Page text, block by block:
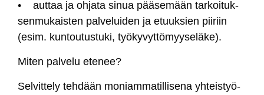
• aut­taa ja oh­ja­ta si­nua pää­se­mään tar­koi­tuk­
sen­mu­kais­ten pal­ve­lui­den ja etuuk­sien pii­riin
(esim. kun­tou­tus­tu­ki, työ­ky­vyt­tö­myy­se­lä­ke).
Mi­ten pal­ve­lu ete­nee?
Sel­vit­te­ly teh­dään mo­niam­ma­til­li­se­na yh­teis­työ­